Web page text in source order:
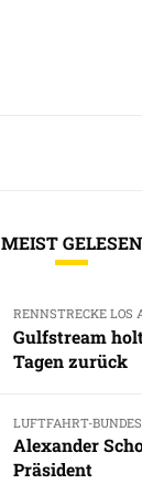
MEIST GELESEN
RENNSTRECKE LOS
Gulfstream
Tagen zurück
LUFTFAHRT-
Alexander
Präsident